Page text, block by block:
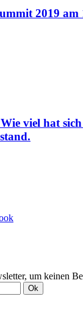
2019 am
viel hat
um keinen